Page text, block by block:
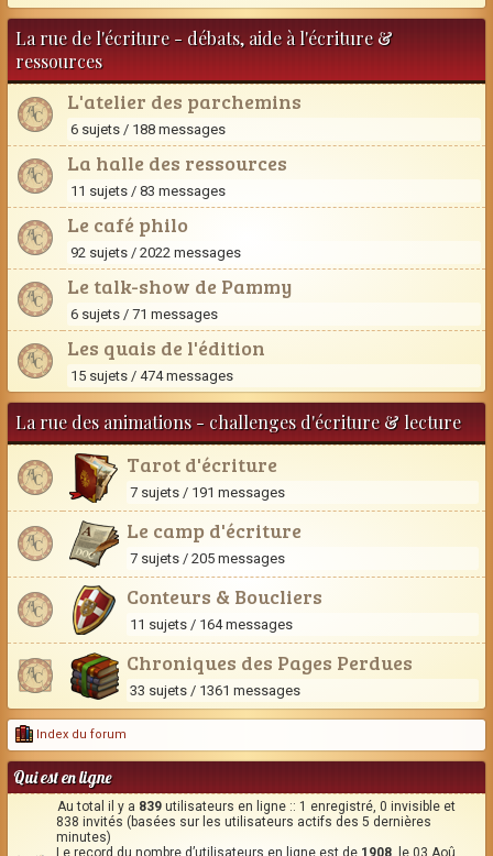
La rue de l'écriture - débats, aide à l'écriture &
ressources
L'atelier des parchemins
6 sujets / 188 messages
La halle des ressources
11 sujets / 83 messages
Le café philo
92 sujets / 2022 messages
Le talk-show de Pammy
6 sujets / 71 messages
Les quais de l'édition
15 sujets / 474 messages
La rue des animations - challenges d'écriture & lecture
Tarot d'écriture
7 sujets / 191 messages
Le camp d'écriture
7 sujets / 205 messages
Conteurs & Boucliers
11 sujets / 164 messages
Chroniques des Pages Perdues
33 sujets / 1361 messages
Index du forum
Qui est en ligne
Au total il y a 839 utilisateurs en ligne :: 1 enregistré, 0 invisible et
838 invités (basées sur les utilisateurs actifs des 5 dernières
minutes)
Le record du nombre d’utilisateurs en ligne est de 1908 , le 03 Aoû